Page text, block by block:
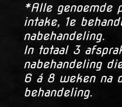
*Alle genoemde
intake, 1e
nabehandeling.
In totaal 3
nabehandeling
6 á 8 weken na
behandeling.